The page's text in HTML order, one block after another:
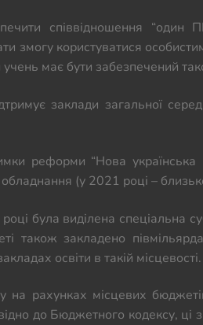
співвідношення “один
змогу користуватися
має бути забезпечений
заклади загальної
реформи “Нова
(у 2021 році –
була виділена спеціальна
також закладено
освіти в такій місцевості.
рахунках місцевих
до Бюджетного кодексу,